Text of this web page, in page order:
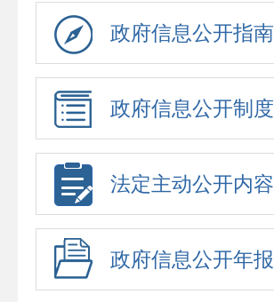
政府信息公开指南
政府信息公开制度
法定主动公开内容
政府信息公开年报